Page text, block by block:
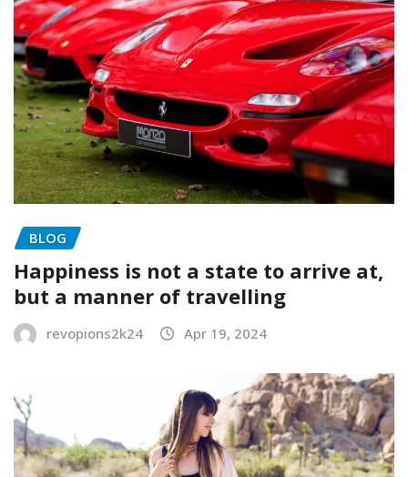
BLOG
Happiness is not a state to arrive at,
but a manner of travelling
revopions2k24 Apr 19, 2024